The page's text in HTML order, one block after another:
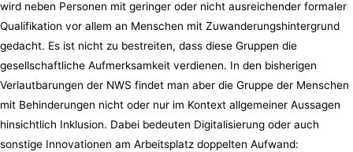
wird neben Personen mit geringer oder nicht ausreichender formaler
Qualifikation vor allem an Menschen mit Zuwanderungshintergrund
gedacht. Es ist nicht zu bestreiten, dass diese Gruppen die
gesellschaftliche Aufmerksamkeit verdienen. In den bisherigen
Verlautbarungen der NWS findet man aber die Gruppe der Menschen
mit Behinderungen nicht oder nur im Kontext allgemeiner Aussagen
hinsichtlich Inklusion. Dabei bedeuten Digitalisierung oder auch
sonstige Innovationen am Arbeitsplatz doppelten Aufwand: